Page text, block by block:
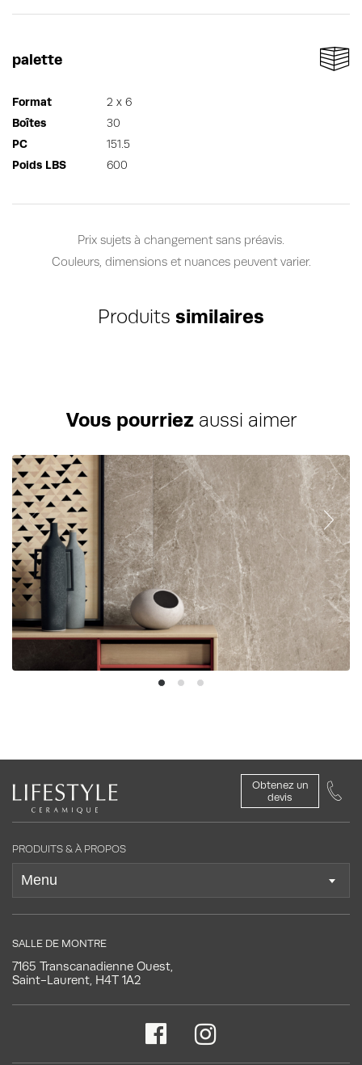
palette
Format
Boîtes
PC
Poids LBS
2 x 6
30
151.5
600
Prix sujets à changement sans préavis.
Couleurs, dimensions et nuances peuvent varier.
Produits similaires
Vous pourriezaussi aimer
Obtenez un
devis
PRODUITS & À PROPOS
SALLE DE MONTRE
7165 Transcanadienne Ouest,
Saint-Laurent, H4T 1A2